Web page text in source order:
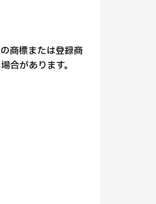
商標または登録商
合があります。